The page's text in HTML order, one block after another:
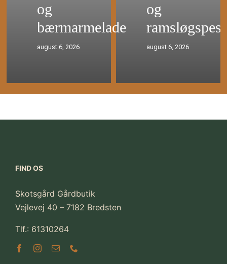
og
bærmarmelade
august 6, 2026
og
august 6, 2026
FIND OS
Skotsgård Gårdbutik
Vejlevej 40 – 7182 Bredsten
Tlf.: 61310264